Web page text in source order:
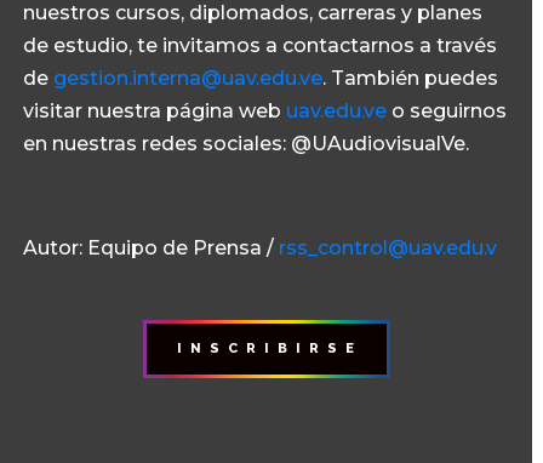
nuestros cursos, diplomados, carreras y planes
de estudio, te invitamos a contactarnos a través
de gestion.interna@uav.edu.ve. También puedes
visitar nuestra página web uav.edu.ve o seguirnos
en nuestras redes sociales: @UAudiovisualVe.
Autor: Equipo de Prensa / rss_control@uav.edu.v
I N S C R I B I R S E